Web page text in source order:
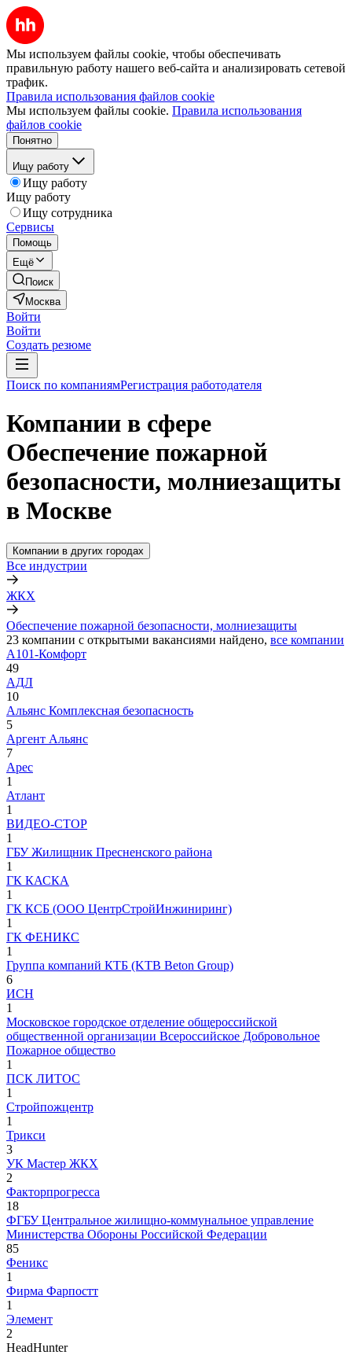
Мы используем файлы cookie, чтобы обеспечивать
правильную работу нашего веб-сайта и анализировать сетевой
трафик.
Правила использования файлов cookie
Мы используем файлы cookie. Правила использования
файлов cookie
Понятно
Ищу работу
Ищу работу
Ищу работу
Ищу сотрудника
Сервисы
Помощь
Ещё
Поиск
Москва
Войти
Войти
Создать резюме
Поиск по компаниямРегистрация работодателя
Компании в сфере
Обеспечение пожарной
безопасности, молниезащиты
в Москве
Компании в других городах
Все индустрии
ЖКХ
Обеспечение пожарной безопасности, молниезащиты
23 компании с открытыми вакансиями найдено, все компании
А101-Комфорт
49
АДЛ
10
Альянс Комплексная безопасность
5
Аргент Альянс
7
Арес
1
Атлант
1
ВИДЕО-СТОР
1
ГБУ Жилищник Пресненского района
1
ГК КАСКА
1
ГК КСБ (ООО ЦентрСтройИнжиниринг)
1
ГК ФЕНИКС
1
Группа компаний КТБ (KTB Beton Group)
6
ИСН
1
Московское городское отделение общероссийской
общественной организации Всероссийское Добровольное
Пожарное общество
1
ПСК ЛИТОС
1
Стройпожцентр
1
Трикси
3
УК Мастер ЖКХ
2
Факторпрогресса
18
ФГБУ Центральное жилищно-коммунальное управление
Министерства Обороны Российской Федерации
85
Феникс
1
Фирма Фарпостт
1
Элемент
2
HeadHunter